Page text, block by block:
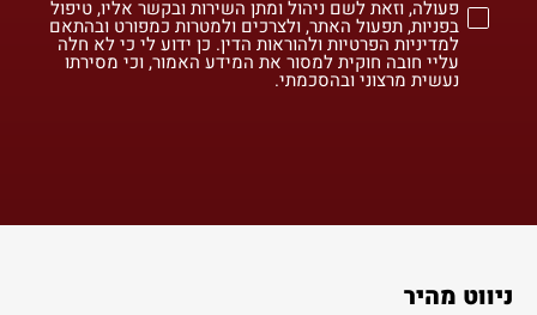
פעולה, וזאת לשם ניהול ומתן השירות ובקשר אליו, טיפול
בפניות, תפעול האתר, ולצרכים ולמטרות כמפורט ובהתאם
למדיניות הפרטיות ולהוראות הדין. כן ידוע לי כי לא חלה
עליי חובה חוקית למסור את המידע האמור, וכי מסירתו
נעשית מרצוני ובהסכמתי.
ניווט מהיר